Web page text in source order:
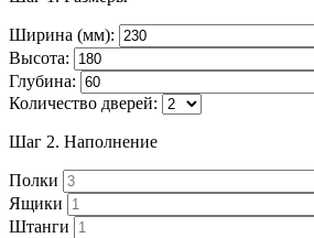
Ширина (мм):
Высота:
Глубина:
Количество дверей:
Шаг 2. Наполнение
Полки
Ящики
Штанги